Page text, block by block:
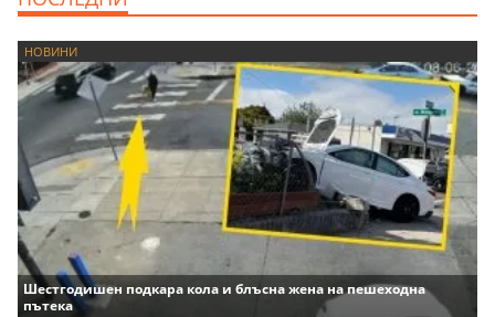
НОВИНИ
Шестгодишен подкара кола и блъсна жена на пешеходна
пътека